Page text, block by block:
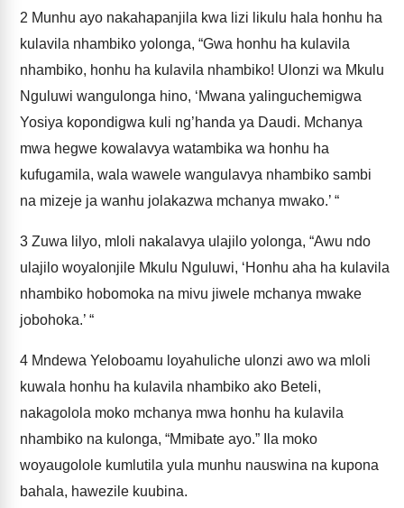
2 Munhu ayo nakahapanjila kwa lizi likulu hala honhu ha
kulavila nhambiko yolonga, “Gwa honhu ha kulavila
nhambiko, honhu ha kulavila nhambiko! Ulonzi wa Mkulu
Nguluwi wangulonga hino, ‘Mwana yalinguchemigwa
Yosiya kopondigwa kuli ng’handa ya Daudi. Mchanya
mwa hegwe kowalavya watambika wa honhu ha
kufugamila, wala wawele wangulavya nhambiko sambi
na mizeje ja wanhu jolakazwa mchanya mwako.’ “
3 Zuwa lilyo, mloli nakalavya ulajilo yolonga, “Awu ndo
ulajilo woyalonjile Mkulu Nguluwi, ‘Honhu aha ha kulavila
nhambiko hobomoka na mivu jiwele mchanya mwake
jobohoka.’ “
4 Mndewa Yeloboamu loyahuliche ulonzi awo wa mloli
kuwala honhu ha kulavila nhambiko ako Beteli,
nakagolola moko mchanya mwa honhu ha kulavila
nhambiko na kulonga, “Mmibate ayo.” Ila moko
woyaugolole kumlutila yula munhu nauswina na kupona
bahala, hawezile kuubina.